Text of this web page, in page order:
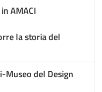
AMACI
la storia del
Museo del Design